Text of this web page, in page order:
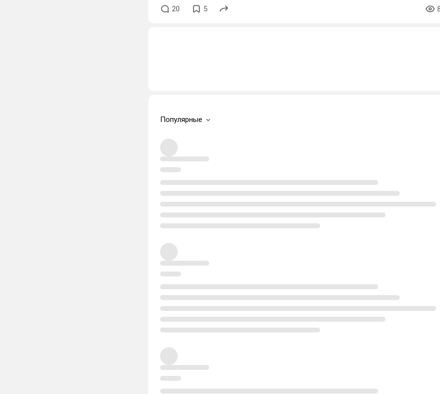
20 5
Популярные